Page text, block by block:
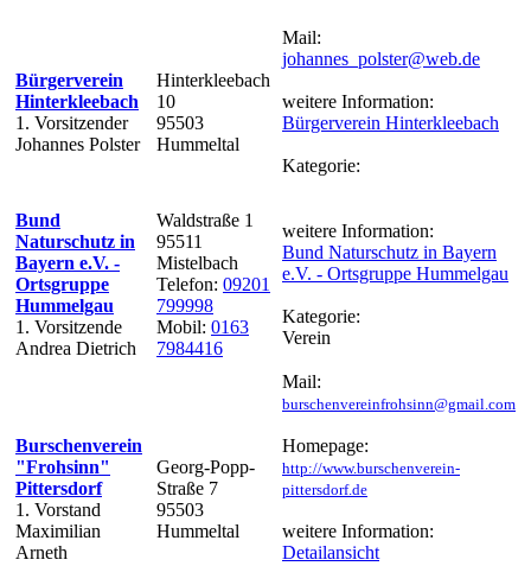
Bürgerverein
Hinterkleebach
1. Vorsitzender
Johannes Polster
Hinterkleebach
10
95503
Hummeltal
Mail:
johannes_polster@web.de
weitere Information:
Bürgerverein Hinterkleebach
Kategorie:
Bund
Naturschutz in
Bayern e.V. -
Ortsgruppe
Hummelgau
1. Vorsitzende
Andrea Dietrich
Waldstraße 1
95511
Mistelbach
Telefon: 09201
799998
Mobil: 0163
7984416
weitere Information:
Bund Naturschutz in Bayern
e.V. - Ortsgruppe Hummelgau
Kategorie:
Verein
Burschenverein
"Frohsinn"
Pittersdorf
1. Vorstand
Maximilian
Arneth
Georg-Popp-
Straße 7
95503
Hummeltal
Mail:
burschenvereinfrohsinn@gmail.com
Homepage:
http://www.burschenverein-
pittersdorf.de
weitere Information:
Detailansicht